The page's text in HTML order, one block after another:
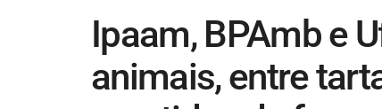
Ipaam, BPAmb e
animais, entre